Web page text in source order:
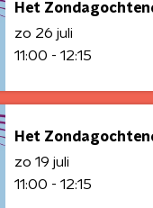
Het
zo 26 juli
11:00 - 12:15
Het
zo 19 juli
11:00 - 12:15